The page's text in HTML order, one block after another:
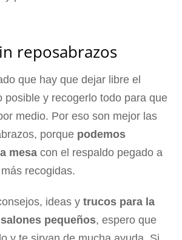
reposabrazos
que hay que dejar libre el
posible y recogerlo todo para que
medio. Por eso son mejor las
porque podemos
mesa con el respaldo pegado a
recogidas.
ideas ytrucos para la
pequeños, espero que